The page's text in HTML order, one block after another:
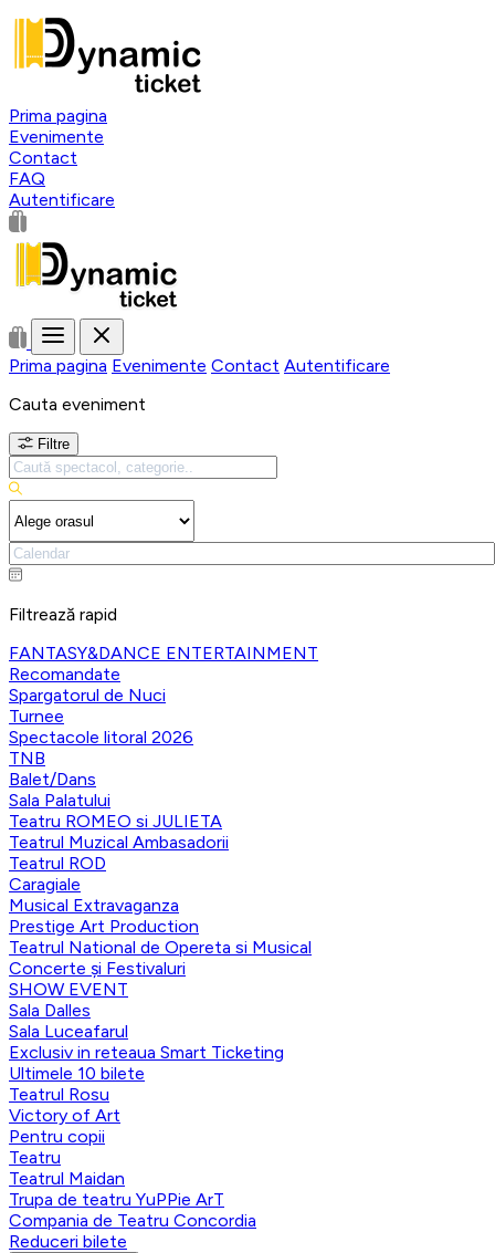
Prima pagina
Evenimente
Contact
FAQ
Autentificare
Prima pagina Evenimente Contact Autentificare
Cauta eveniment
Filtre
Filtrează rapid
FANTASY&DANCE ENTERTAINMENT
Recomandate
Spargatorul de Nuci
Turnee
Spectacole litoral 2026
TNB
Balet/Dans
Sala Palatului
Teatru ROMEO si JULIETA
Teatrul Muzical Ambasadorii
Teatrul ROD
Caragiale
Musical Extravaganza
Prestige Art Production
Teatrul National de Opereta si Musical
Concerte și Festivaluri
SHOW EVENT
Sala Dalles
Sala Luceafarul
Exclusiv in reteaua Smart Ticketing
Ultimele 10 bilete
Teatrul Rosu
Victory of Art
Pentru copii
Teatru
Teatrul Maidan
Trupa de teatru YuPPie ArT
Compania de Teatru Concordia
Reduceri bilete